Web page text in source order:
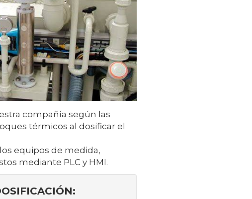
compañía según las
térmicos al dosificar el
equipos de medida,
mediante PLC y HMI.